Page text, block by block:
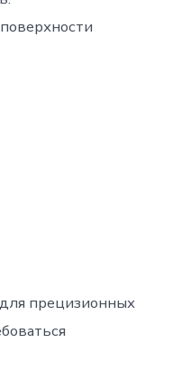
прецизионных